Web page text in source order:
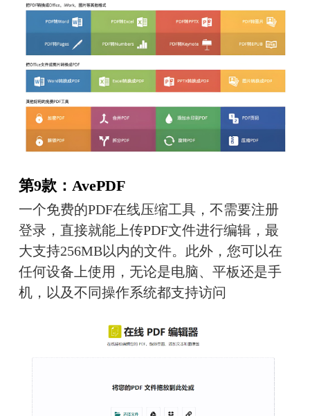
第9款：AvePDF
一个免费的PDF在线压缩工具，不需要注册
登录，直接就能上传PDF文件进行编辑，最
大支持256MB以内的文件。此外，您可以在
任何设备上使用，无论是电脑、平板还是手
机，以及不同操作系统都支持访问